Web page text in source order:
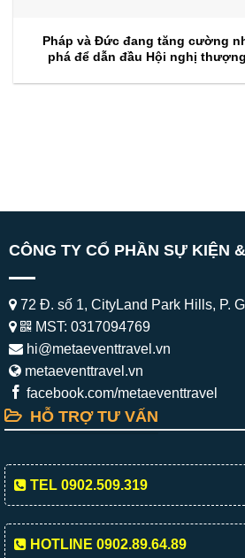
Pháp và Đức đang tăng cường
phá để dẫn đầu Hội nghị
CÔNG TY CỔ PHẦN SỰ KIỆN
72 Đ. số 1, CityLand Park Hills, P.
MST: 0317094769
hi@metaeventtravel.vn
metaeventtravel.vn
facebook.com/metaeventtravel
HỖ TRỢ TƯ VẤN
TEL 0902.509.319
HOTLINE 0902.89.64.89